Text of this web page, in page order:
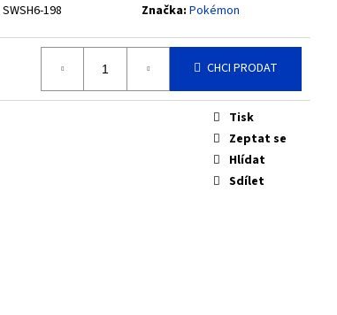
SWSH6-198 Značka: Pokémon
CHCI PRODAT
Tisk
Zeptat se
Hlídat
Sdílet
Následující